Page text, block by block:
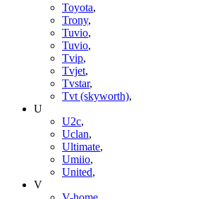
Toyota,
Trony,
Tuvio,
Tuvio,
Tvip,
Tvjet,
Tvstar,
Tvt (skyworth),
U
U2c,
Uclan,
Ultimate,
Umiio,
United,
V